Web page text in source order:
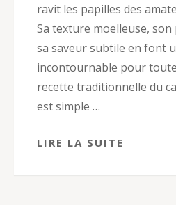
ravit les papilles des
Sa texture moelleuse,
sa saveur subtile en font
incontournable pour
recette traditionnelle du
est simple …
LIRE LA SUITE